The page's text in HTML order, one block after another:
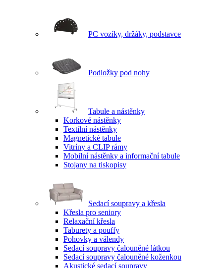
PC vozíky, držáky, podstavce
Podložky pod nohy
Tabule a nástěnky
Korkové nástěnky
Textilní nástěnky
Magnetické tabule
Vitríny a CLIP rámy
Mobilní nástěnky a informační tabule
Stojany na tiskopisy
Sedací soupravy a křesla
Křesla pro seniory
Relaxační křesla
Taburety a pouffy
Pohovky a válendy
Sedací soupravy čalouněné látkou
Sedací soupravy čalouněné koženkou
Akustické sedací soupravy